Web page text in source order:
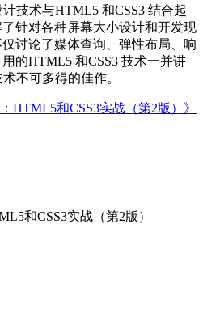
技术与HTML5 和CSS3 结合起
针对各种屏幕大小设计和开发现
讨论了媒体查询、弹性布局、响
的HTML5 和CSS3 技术一并讲
不可多得的佳作。
HTML5和CSS3实战（第2版）》
和CSS3实战（第2版）